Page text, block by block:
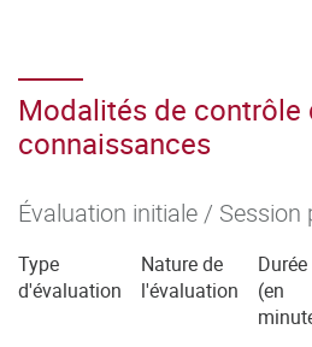
apprentissages (Coeff 1)
Modalités de contrôle
connaissances
Évaluation initiale / Session
Type
d'évaluation
Nature de
l'évaluation
Durée
(en